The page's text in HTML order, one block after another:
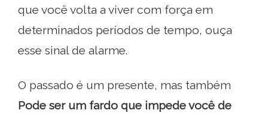
que você volta a viver com força em
determinados períodos de tempo, ouça
esse sinal de alarme.
O passado é um presente, mas também
Pode ser um fardo que impede você de